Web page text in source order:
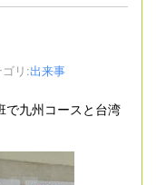
ゴリ:出来事
で九州コースと台湾